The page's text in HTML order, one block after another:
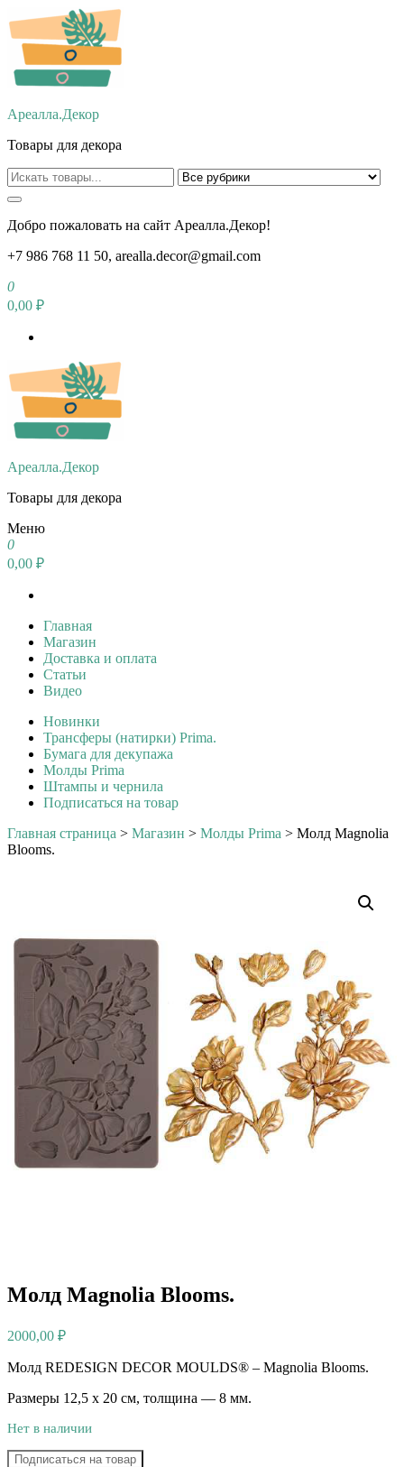
Перейти
к
содержимому
Ареалла.Декор
Товары для декора
Добро пожаловать на сайт Ареалла.Декор!
+7 986 768 11 50, arealla.decor@gmail.com
0
0,00 ₽
Ареалла.Декор
Товары для декора
Меню
0
0,00 ₽
Главная
Магазин
Доставка и оплата
Статьи
Видео
Новинки
Трансферы (натирки) Prima.
Бумага для декупажа
Молды Prima
Штампы и чернила
Подписаться на товар
Главная страница > Магазин > Молды Prima > Молд Magnolia
Blooms.
Молд Magnolia Blooms.
2000,00 ₽
Молд REDESIGN DECOR MOULDS® – Magnolia Blooms.
Размеры 12,5 х 20 см, толщина — 8 мм.
Нет в наличии
Подписаться на товар